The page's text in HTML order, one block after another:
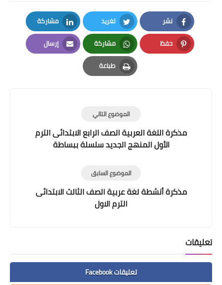
نشر
Facebook
تغريد
Twitter
مشاركة
LinkedIn
حفظ
Pinterest
مشاركة
Whatsapp
إرسال
Email
طباعة
Print
الموضوع التالي
مذكرة اللغة العربية الصف الرابع الابتدائى الترم
الأول المنهج الجديد سلسلة ببساطة
الموضوع السابق
مذكرة أنشطة لغة عربية الصف الثالث الابتدائى
الترم الاول
تعليقات
تعليقات Facebook